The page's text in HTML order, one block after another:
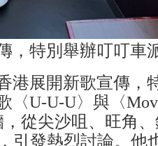
，特別舉辦叮叮車
港展開新歌宣傳，
〈U-U-U〉與〈
從尖沙咀、旺角
引發熱烈討論。他